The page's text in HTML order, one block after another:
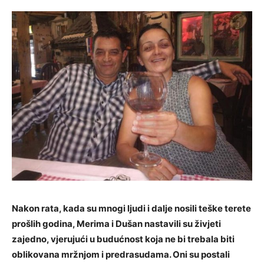
Nakon rata, kada su mnogi ljudi i dalje nosili teške terete
prošlih godina, Merima i Dušan nastavili su živjeti
zajedno, vjerujući u budućnost koja ne bi trebala biti
oblikovana mržnjom i predrasudama. Oni su postali